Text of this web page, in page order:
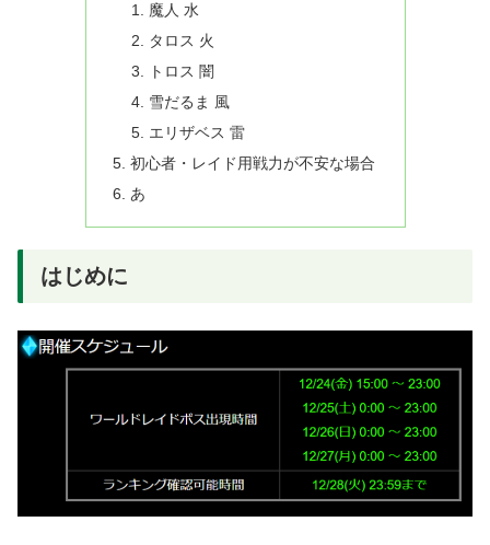
魔人 水
タロス 火
トロス 闇
雪だるま 風
エリザベス 雷
初心者・レイド用戦力が不安な場合
あ
はじめに